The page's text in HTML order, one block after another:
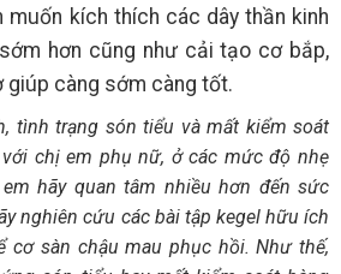
muốn kích thích các dây thần kinh
hơn cũng như cải tạo cơ bắp,
càng sớm càng tốt.
tình trạng són tiểu và mất kiểm soát
chị em phụ nữ, ở các mức độ nhẹ
hãy quan tâm nhiều hơn đến sức
nghiên cứu các bài tập kegel hữu ích
cơ sàn chậu mau phục hồi. Như thế,